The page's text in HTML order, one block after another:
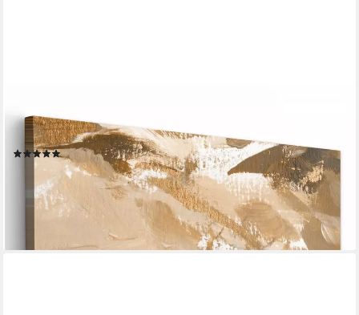
Leinwandbild Gold - Beige - Abstrakt, Fotodruck (1 St), Leinwand
Bilder Klein, Wand Dekoration Aesthetic 30x20 cm
(2)
ab 19,35 € UVP28,00 €
-31%
lieferbar - in 3-4 Werktagen bei dir